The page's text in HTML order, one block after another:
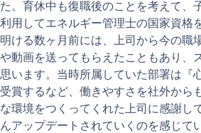
た。育休中も復職後のことを考えて、
利用してエネルギー管理士の国家資格
明ける数ヶ月前には、上司から今の職
や動画を送ってもらえたこともあり、
思います。当時所属していた部署は『
受賞するなど、働きやすさを社外から
な環境をつくってくれた上司に感謝し
んアップデートされていくのを感じて